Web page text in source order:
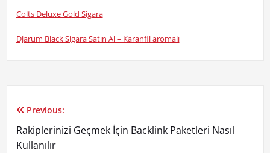
Colts Deluxe Gold Sigara
Djarum Black Sigara Satın Al – Karanfil aromalı
Yazı
gezinmesi
Previous:
Rakiplerinizi Geçmek İçin Backlink Paketleri Nasıl
Kullanılır